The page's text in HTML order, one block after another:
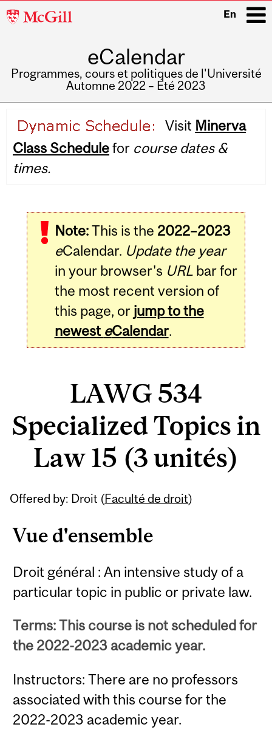
McGill
En
eCalendar
Programmes, cours et politiques de l'Université
Automne 2022 – Été 2023
navigation
Visit Minerva
Class Schedulefor course dates &
times.
Note:This is the 2022–2023
eCalendar. Update the year
in your browser's URLbar for
the most recent version of
this page, or jump to the
newest eCalendar.
LAWG 534
Specialized Topics in
Law 15 (3 unités)
Offered by: Droit (Faculté de droit)
Vue d'ensemble
Droit général : An intensive study of a
particular topic in public or private law.
Terms: This course is not scheduled for
the 2022-2023 academic year.
Instructors: There are no professors
associated with this course for the
2022-2023 academic year.
Related